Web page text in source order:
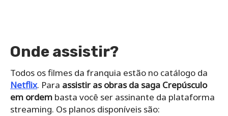
Onde assistir?
Todos os filmes da franquia estão no catálogo da
Netflix. Para assistir as obras da saga Crepúsculo
em ordem basta você ser assinante da plataforma
streaming. Os planos disponíveis são: